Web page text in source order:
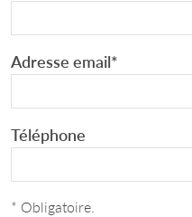
Adresse email*
Téléphone
* Obligatoire.